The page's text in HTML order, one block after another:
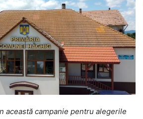
această campanie pentru alegerile